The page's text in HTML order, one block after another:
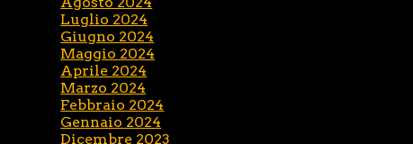
Luglio 2024
Giugno 2024
Maggio 2024
Aprile 2024
Marzo 2024
Febbraio 2024
Gennaio 2024
Dicembre 2023